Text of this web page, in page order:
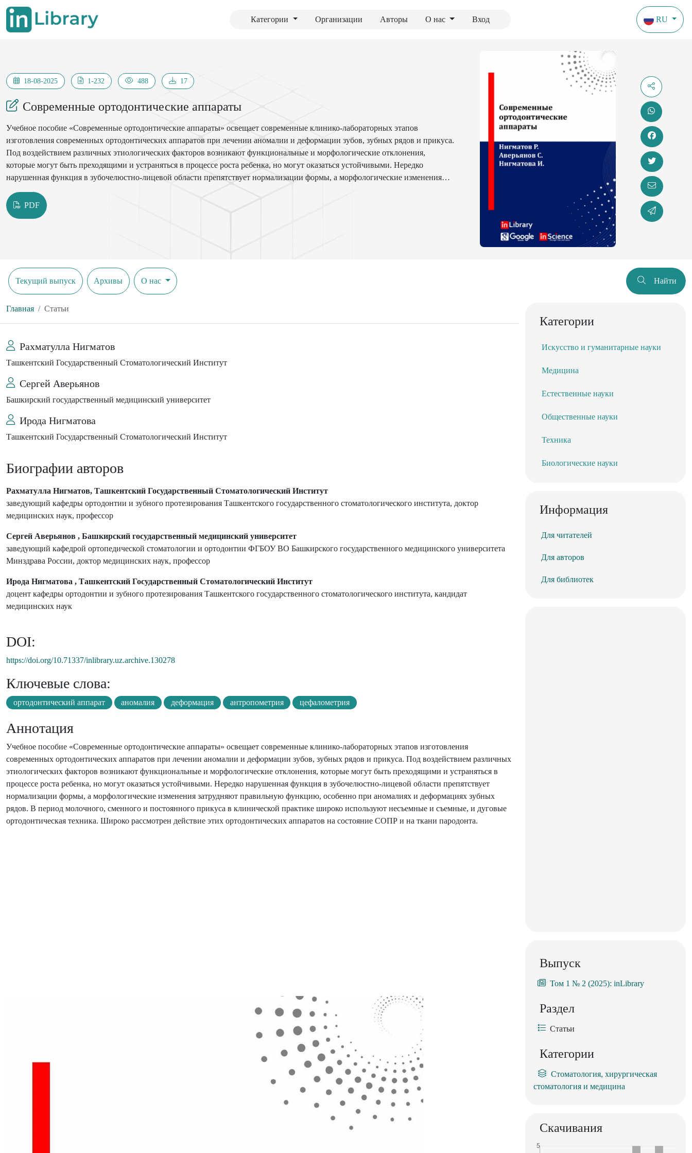
Категории Организации Авторы О нас Вход RU
18-08-2025 1-232 488 17
Современные ортодонтические аппараты
Учебное пособие «Современные ортодонтические аппараты» освещает современные клинико-лабораторных этапов
изготовления современных ортодонтических аппаратов при лечении аномалии и деформации зубов, зубных рядов и прикуса.
Под воздействием различных этиологических факторов возникают функциональные и морфологические отклонения,
которые могут быть преходящими и устраняться в процессе роста ребенка, но могут оказаться устойчивыми. Нередко
нарушенная функция в зубочелюстно-лицевой области препятствует нормализации формы, а морфологические изменения
постоянного прикуса в клинической практике широко используют несъемные и съемные, и дуговые ортодонтическая
техника. Широко рассмотрен действие этих ортодонтических аппаратов на состояние СОПР и на ткани пародонта.
PDF
Текущий выпуск Архивы О нас Найти
Главная Статьи
Рахматулла Нигматов
Ташкентский Государственный Стоматологический Институт
Сергей Аверьянов
Башкирский государственный медицинский университет
Ирода Нигматова
Ташкентский Государственный Стоматологический Институт
Биографии авторов
Рахматулла Нигматов, Ташкентский Государственный Стоматологический Институт
заведующий кафедры ортодонтии и зубного протезирования Ташкентского государственного стоматологического института, доктор
медицинских наук, профессор
Сергей Аверьянов , Башкирский государственный медицинский университет
заведующий кафедрой ортопедической стоматологии и ортодонтии ФГБОУ ВО Башкирского государственного медицинского университета
Минздрава России, доктор медицинских наук, профессор
Ирода Нигматова , Ташкентский Государственный Стоматологический Институт
доцент кафедры ортодонтии и зубного протезирования Ташкентского государственного стоматологического института, кандидат
медицинских наук
DOI:
https://doi.org/10.71337/inlibrary.uz.archive.130278
Ключевые слова:
ортодонтический аппарат аномалия деформация антропометрия цефалометрия
Аннотация
Учебное пособие «Современные ортодонтические аппараты» освещает современные клинико-лабораторных этапов изготовления
современных ортодонтических аппаратов при лечении аномалии и деформации зубов, зубных рядов и прикуса. Под воздействием различных
этиологических факторов возникают функциональные и морфологические отклонения, которые могут быть преходящими и устраняться в
процессе роста ребенка, но могут оказаться устойчивыми. Нередко нарушенная функция в зубочелюстно-лицевой области препятствует
нормализации формы, а морфологические изменения затрудняют правильную функцию, особенно при аномалиях и деформациях зубных
рядов. В период молочного, сменного и постоянного прикуса в клинической практике широко используют несъемные и съемные, и дуговые
ортодонтическая техника. Широко рассмотрен действие этих ортодонтических аппаратов на состояние СОПР и на ткани пародонта.
Категории
Искусство и гуманитарные науки
Медицина
Естественные науки
Общественные науки
Техника
Биологические науки
Информация
Для читателей
Для авторов
Для библиотек
Выпуск
Том 1 № 2 (2025): inLibrary
Раздел
Статьи
Категории
Стоматология, хирургическая
стоматология и медицина
Скачивания